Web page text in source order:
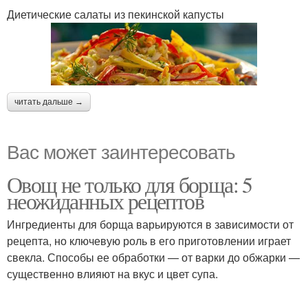
Диетические салаты из пекинской капусты
читать дальше →
Вас может заинтересовать
Овощ не только для борща: 5
неожиданных рецептов
Ингредиенты для борща варьируются в зависимости от
рецепта, но ключевую роль в его приготовлении играет
свекла. Способы ее обработки — от варки до обжарки —
существенно влияют на вкус и цвет супа.